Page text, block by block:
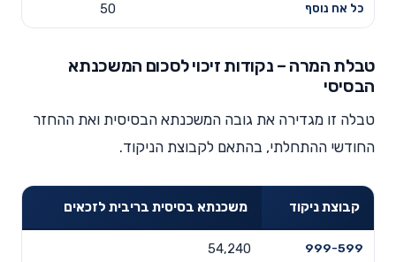
כל אח נוסף 50
טבלת המרה – נקודות זיכוי לסכום המשכנתא
הבסיסי
טבלה זו מגדירה את גובה המשכנתא הבסיסית ואת ההחזר
החודשי ההתחלתי, בהתאם לקבוצת הניקוד.
קבוצת ניקוד משכנתא בסיסית בריבית לזכאים
999-599
54,240